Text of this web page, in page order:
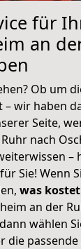
für
an
Ob um
wir haben
Seite,
nach
–
Sie! Wenn
was
an der
wählen
die